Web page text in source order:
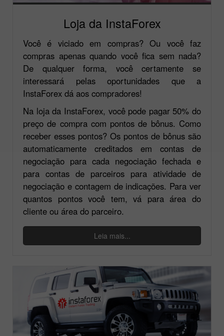
Loja da InstaForex
Você é viciado em compras? Ou você faz
compras apenas quando você fica sem nada?
De qualquer forma, você certamente se
interessará pelas oportunidades que a
InstaForex dá aos compradores!
Na loja da InstaForex, você pode pagar 50% do
preço de compra com pontos de bônus. Como
receber esses pontos? Os pontos de bônus são
automaticamente creditados em contas de
negociação para cada negociação fechada e
para contas de parceiros para atividade de
negociação e contagem de indicações. Para ver
quantos pontos você tem, vá para área do
cliente ou área do parceiro.
Leia mais...